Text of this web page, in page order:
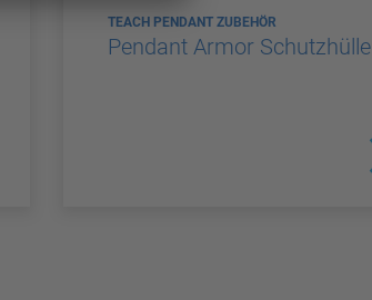
TEACH PENDANT ZUBEHÖR
Pendant Armor Schutzhülle